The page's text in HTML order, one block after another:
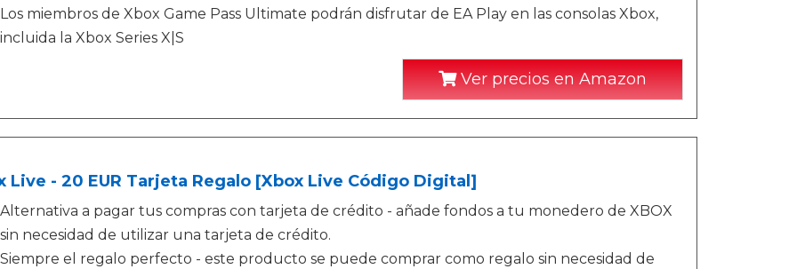
Los miembros de Xbox Game Pass Ultimate podrán disfrutar de EA Play en las consolas Xbox,
incluida la Xbox Series X|S
Ver precios en Amazon
Live - 20 EUR Tarjeta Regalo [Xbox Live Código Digital]
Alternativa a pagar tus compras con tarjeta de crédito - añade fondos a tu monedero de XBOX
sin necesidad de utilizar una tarjeta de crédito.
Siempre el regalo perfecto - este producto se puede comprar como regalo sin necesidad de